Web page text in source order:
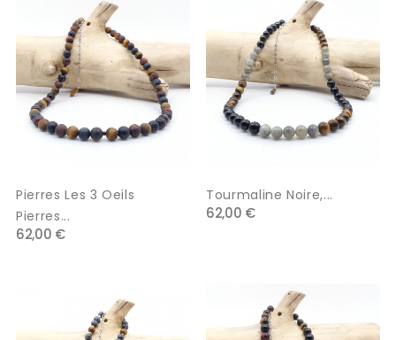
Pierres Les 3 Oeils
Pierres...
62,00 €
Tourmaline Noire,...
62,00 €